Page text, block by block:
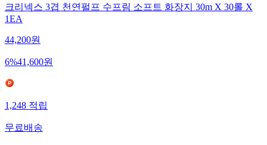
크리넥스 3겹 천연펄프 수프림 소프트 화장지 30m X 30롤 X
1EA
44,200원
6%41,600원
1,248적립
무료배송